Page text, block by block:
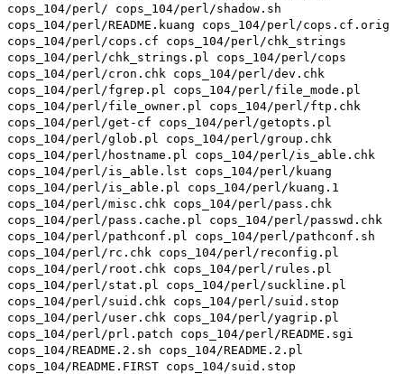
cops_104/perl/ cops_104/perl/shadow.sh
cops_104/perl/README.kuang cops_104/perl/cops.cf.orig
cops_104/perl/cops.cf cops_104/perl/chk_strings
cops_104/perl/chk_strings.pl cops_104/perl/cops
cops_104/perl/cron.chk cops_104/perl/dev.chk
cops_104/perl/fgrep.pl cops_104/perl/file_mode.pl
cops_104/perl/file_owner.pl cops_104/perl/ftp.chk
cops_104/perl/get-cf cops_104/perl/getopts.pl
cops_104/perl/glob.pl cops_104/perl/group.chk
cops_104/perl/hostname.pl cops_104/perl/is_able.chk
cops_104/perl/is_able.lst cops_104/perl/kuang
cops_104/perl/is_able.pl cops_104/perl/kuang.1
cops_104/perl/misc.chk cops_104/perl/pass.chk
cops_104/perl/pass.cache.pl cops_104/perl/passwd.chk
cops_104/perl/pathconf.pl cops_104/perl/pathconf.sh
cops_104/perl/rc.chk cops_104/perl/reconfig.pl
cops_104/perl/root.chk cops_104/perl/rules.pl
cops_104/perl/stat.pl cops_104/perl/suckline.pl
cops_104/perl/suid.chk cops_104/perl/suid.stop
cops_104/perl/user.chk cops_104/perl/yagrip.pl
cops_104/perl/prl.patch cops_104/perl/README.sgi
cops_104/README.2.sh cops_104/README.2.pl
cops_104/README.FIRST cops_104/suid.stop